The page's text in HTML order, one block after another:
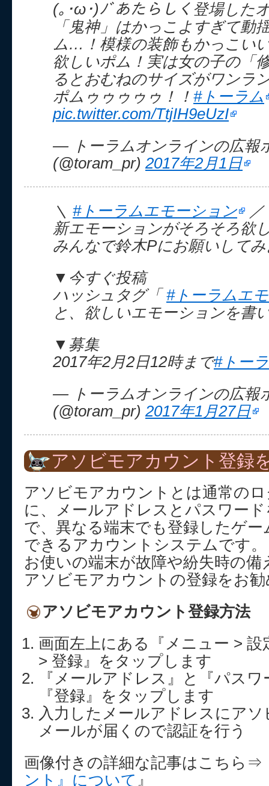
(｡･ω･)ﾉﾞあたらしく登場した
「鬼神」はかっこよすぎて動
ム…！模様の装飾もかっこい
欲しいポム！実は女の子の「
るとおむねのサイズがワンラ
ポムゥゥゥゥゥ！！ #トーラム
pic.twitter.com/TtjIH9eUzI
— トーラムオンラインの広報
(@toram_pr) 2017年2月1日
＼ #トーラムエモーション
／
新エモーションがそろそろ欲
みんなで鈴木Pにお願いして
▼今すぐ投稿
ハッシュタグ「 #トーラムエ
と、欲しいエモーションを書
▼募集
2017年2月2日12時まで#トー
— トーラムオンラインの広報
(@toram_pr) 2017年1月27日
アソビモアカウント登録
アソビモアカウントとは通常の
に、メールアドレスとパスワー
で、異なる端末でも登録したゲ
できるアカウントシステムです。
お使いの端末が故障や紛失時の
アソビモアカウントの登録をお
アソビモアカウント登録方法
画面左上にある『メニュー >
> 登録』をタップします
『メールアドレス』と『パス
『登録』をタップします
入力したメールアドレスにア
メールが届くので認証を行う
画像付きの詳細な記事はこちら⇒
ント』について 』